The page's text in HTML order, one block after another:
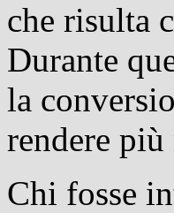
che risulta
Durante
la
rendere
Chi fosse